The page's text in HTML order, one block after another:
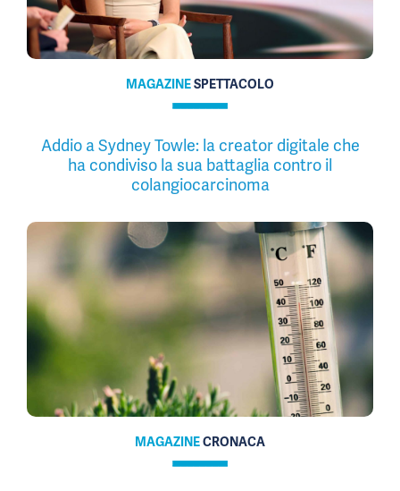
MAGAZINESPETTACOLO
Addio a Sydney Towle: la creator digitale che
ha condiviso la sua battaglia contro il
colangiocarcinoma
MAGAZINECRONACA